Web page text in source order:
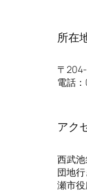
所在
〒
電話
アク
西武
団地
瀬市